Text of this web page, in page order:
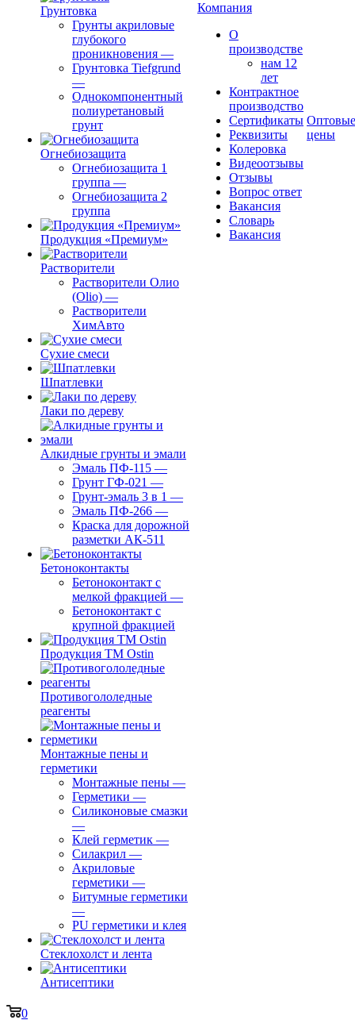
Грунтовка
Грунты акриловые
глубокого
проникновения —
Грунтовка Tiefgrund
—
Однокомпонентный
полиуретановый
грунт
Огнебиозащита
Огнебиозащита 1
группа —
Огнебиозащита 2
группа
Продукция «Премиум»
Растворители
Растворители Олио
(Olio) —
Растворители
ХимАвто
Сухие смеси
Шпатлевки
Лаки по дереву
Алкидные грунты и эмали
Эмаль ПФ-115 —
Грунт ГФ-021 —
Грунт-эмаль 3 в 1 —
Эмаль ПФ-266 —
Краска для дорожной
разметки АК-511
Бетоноконтакты
Бетоноконтакт с
мелкой фракцией —
Бетоноконтакт с
крупной фракцией
Продукция ТМ Ostin
Противогололедные
реагенты
Монтажные пены и
герметики
Монтажные пены —
Герметики —
Силиконовые смазки
—
Клей герметик —
Силакрил —
Акриловые
герметики —
Битумные герметики
—
PU герметики и клея
Стеклохолст и лента
Антисептики
Компания
О
производстве
нам 12
лет
Контрактное
производство
Сертификаты
Реквизиты
Колеровка
Видеоотзывы
Отзывы
Вопрос ответ
Вакансия
Словарь
Вакансия
Оптовые
цены
0